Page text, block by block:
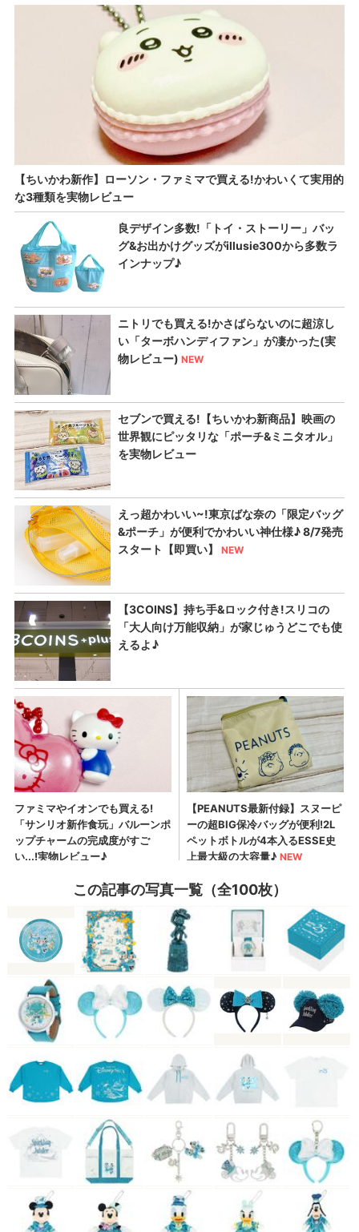
この記事の写真一覧（全100枚）